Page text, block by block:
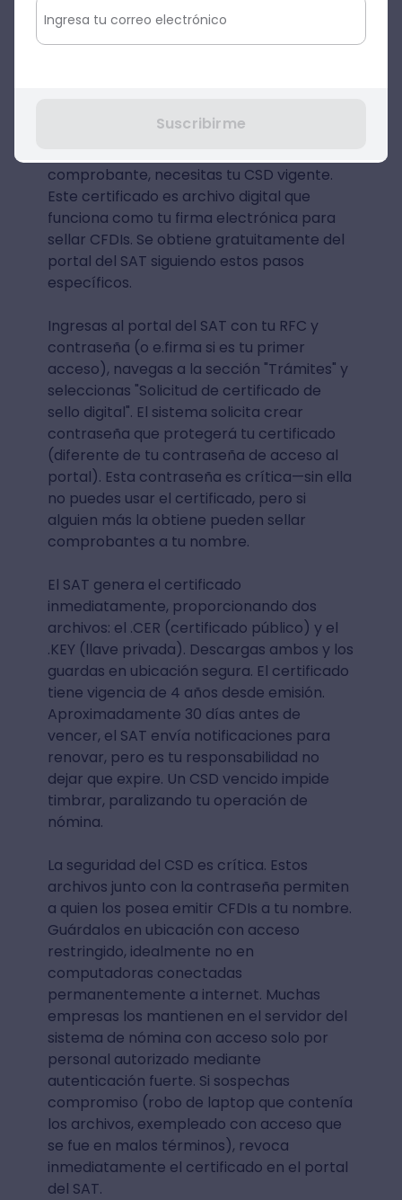
compleja detrás del escenario, puede
ejecutarse eficientemente con
Paso 1: Obtención del Certificado
de Sello Digital (CSD)
comprobante, necesitas tu CSD vigente.
Este certificado es archivo digital que
funciona como tu firma electrónica para
sellar CFDIs. Se obtiene gratuitamente del
portal del SAT siguiendo estos pasos
específicos.
Ingresas al portal del SAT con tu RFC y
contraseña (o e.firma si es tu primer
acceso), navegas a la sección "Trámites" y
seleccionas "Solicitud de certificado de
sello digital". El sistema solicita crear
contraseña que protegerá tu certificado
(diferente de tu contraseña de acceso al
portal). Esta contraseña es crítica—sin ella
no puedes usar el certificado, pero si
alguien más la obtiene pueden sellar
comprobantes a tu nombre.
El SAT genera el certificado
inmediatamente, proporcionando dos
archivos: el .CER (certificado público) y el
.KEY (llave privada). Descargas ambos y los
guardas en ubicación segura. El certificado
tiene vigencia de 4 años desde emisión.
Aproximadamente 30 días antes de
vencer, el SAT envía notificaciones para
renovar, pero es tu responsabilidad no
dejar que expire. Un CSD vencido impide
timbrar, paralizando tu operación de
nómina.
La seguridad del CSD es crítica. Estos
archivos junto con la contraseña permiten
a quien los posea emitir CFDIs a tu nombre.
Guárdalos en ubicación con acceso
restringido, idealmente no en
computadoras conectadas
permanentemente a internet. Muchas
empresas los mantienen en el servidor del
sistema de nómina con acceso solo por
personal autorizado mediante
autenticación fuerte. Si sospechas
compromiso (robo de laptop que contenía
los archivos, exempleado con acceso que
se fue en malos términos), revoca
inmediatamente el certificado en el portal
del SAT.
Suscribirme